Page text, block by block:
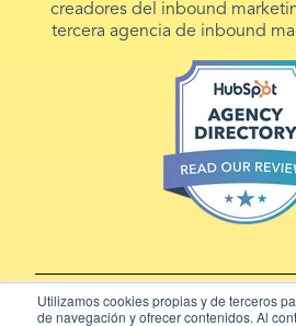
Utilizamos cookies propias y de terceros
de navegación y ofrecer contenidos. Al
creadores del inbound
tercera agencia de inbound